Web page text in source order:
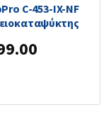
C-453-IX-NF